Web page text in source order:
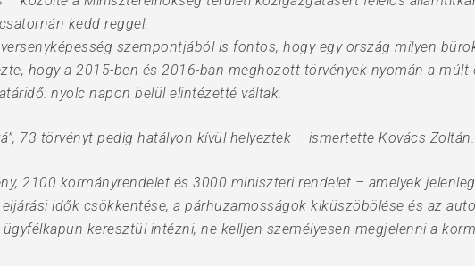
kedd reggel.
szempontjából is fontos, hogy egy ország milyen
hogy a 2015-ben és 2016-ban meghozott törvények nyomán a
nyolc napon belül elintézetté váltak.
73 törvényt pedig hatályon kívül helyeztek – ismertette Kovács Zoltán.
2100 kormányrendelet és 3000 miniszteri rendelet – amelyek
idők csökkentése, a párhuzamosságok kiküszöbölése és az
keresztül intézni, ne kelljen személyesen megjelenni a